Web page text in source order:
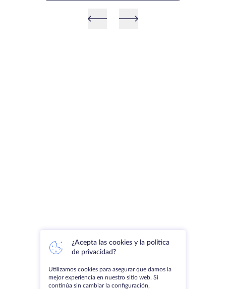
¿Acepta las cookies y la política
de privacidad?
Utilizamos cookies para asegurar que damos la
mejor experiencia en nuestro sitio web. Si
continúa sin cambiar la configuración,